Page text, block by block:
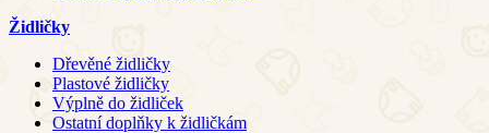
Židličky
Dřevěné židličky
Plastové židličky
Výplně do židliček
Ostatní doplňky k židličkám